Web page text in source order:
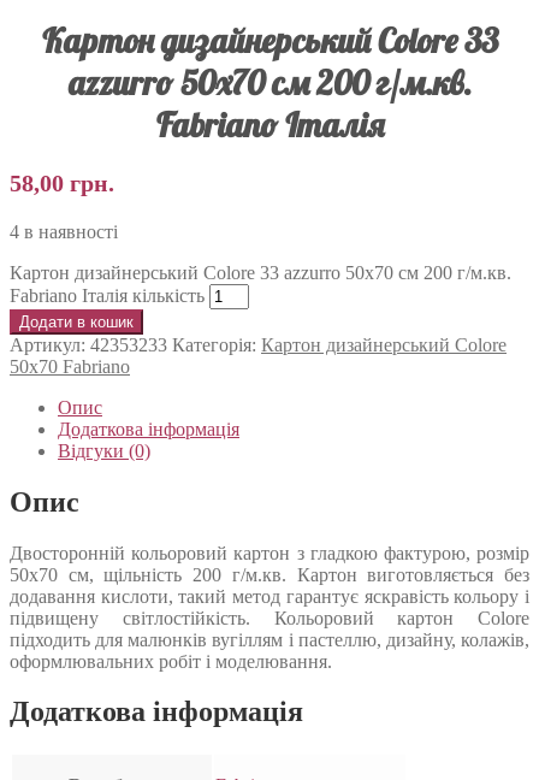
Картон дизайнерський Colore 33
azzurro 50х70 см 200 г/м.кв.
Fabriano Італія
58,00 грн.
4 в наявності
Картон дизайнерський Colore 33 azzurro 50х70 см 200 г/м.кв.
Fabriano Італія кількість
Додати в кошик
Артикул: 42353233 Категорія: Картон дизайнерський Colore
50х70 Fabriano
Опис
Додаткова інформація
Відгуки (0)
Опис
Двосторонній кольоровий картон з гладкою фактурою, розмір
50х70 см, щільність 200 г/м.кв. Картон виготовляється без
додавання кислоти, такий метод гарантує яскравість кольору і
підвищену світлостійкість. Кольоровий картон Colore
підходить для малюнків вугіллям і пастеллю, дизайну, колажів,
оформлювальних робіт і моделювання.
Додаткова інформація